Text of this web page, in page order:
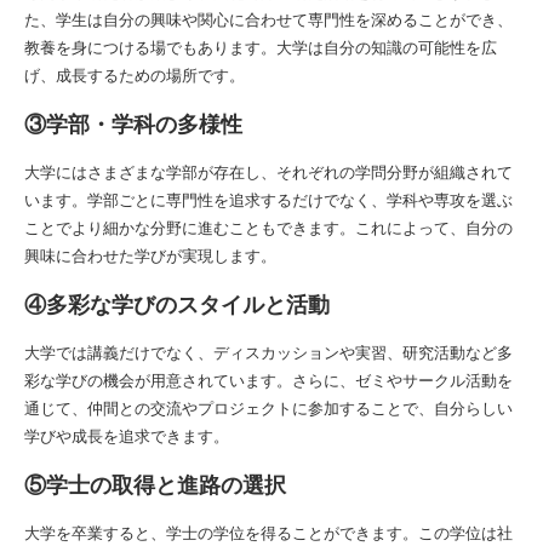
た、学生は自分の興味や関心に合わせて専門性を深めることができ、
教養を身につける場でもあります。大学は自分の知識の可能性を広
げ、成長するための場所です。
③学部・学科の多様性
大学にはさまざまな学部が存在し、それぞれの学問分野が組織されて
います。学部ごとに専門性を追求するだけでなく、学科や専攻を選ぶ
ことでより細かな分野に進むこともできます。これによって、自分の
興味に合わせた学びが実現します。
④多彩な学びのスタイルと活動
大学では講義だけでなく、ディスカッションや実習、研究活動など多
彩な学びの機会が用意されています。さらに、ゼミやサークル活動を
通じて、仲間との交流やプロジェクトに参加することで、自分らしい
学びや成長を追求できます。
⑤学士の取得と進路の選択
大学を卒業すると、学士の学位を得ることができます。この学位は社